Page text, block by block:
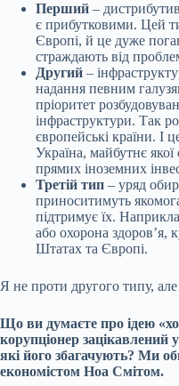
Перший –
є прибутковими. Цей
Європі, й це дуже
страждають від
Другий –
надання певним
пріоритет
інфраструктури. Так
європейські країни. І
Україна, майбутнє
прямих іноземних
Третій тип – уряд
приноситимуть
підтримує їх.
або охорона здоровʼя,
Штатах та Європі.
Я не проти другого типу,
Що ви думаєте про ідею
корупціонер зацікавлений
які його збагачують? Ми
економістом Ноа Смітом.